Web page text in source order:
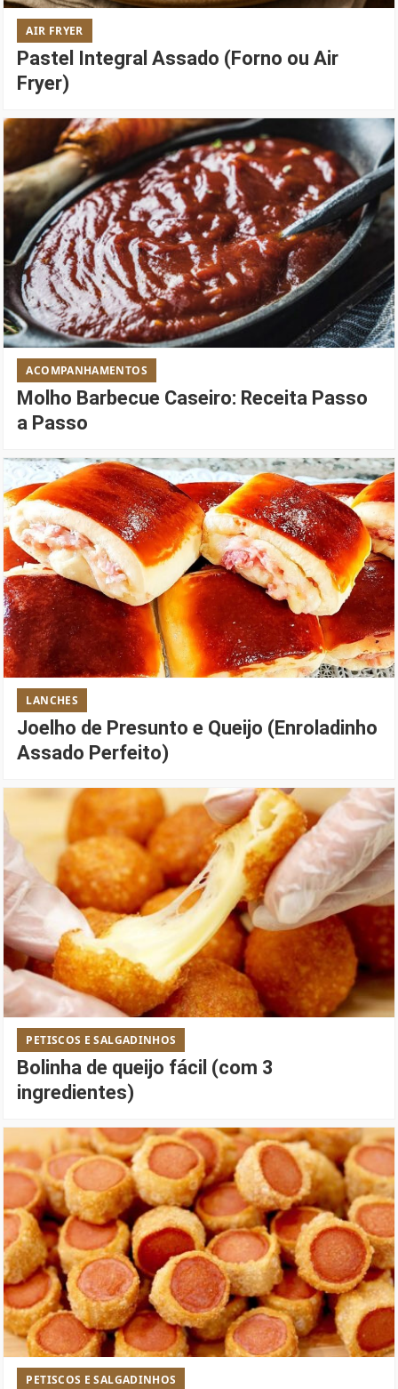
AIR FRYER
Pastel Integral Assado (Forno ou Air
Fryer)
ACOMPANHAMENTOS
Molho Barbecue Caseiro: Receita Passo
a Passo
LANCHES
Joelho de Presunto e Queijo (Enroladinho
Assado Perfeito)
PETISCOS E SALGADINHOS
Bolinha de queijo fácil (com 3
ingredientes)
PETISCOS E SALGADINHOS